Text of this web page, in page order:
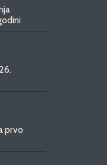
prvo